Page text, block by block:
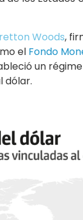
Woods,
el Fondo
un
dólar.